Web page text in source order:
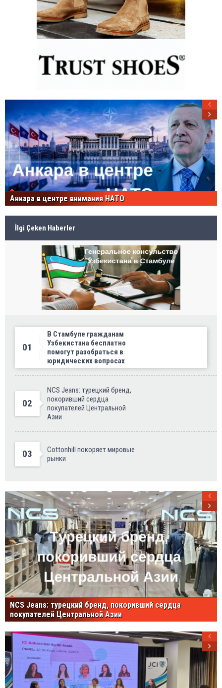
Анкара в центре внимания НАТО
İlgi Çeken Haberler
01
В Стамбуле гражданам
Узбекистана бесплатно
помогут разобраться в
юридических вопросах
02
NCS Jeans: турецкий бренд,
покоривший сердца
покупателей Центральной
Азии
03
Cottonhill покоряет мировые
рынки
NCS Jeans: турецкий бренд, покоривший сердца
покупателей Центральной Азии